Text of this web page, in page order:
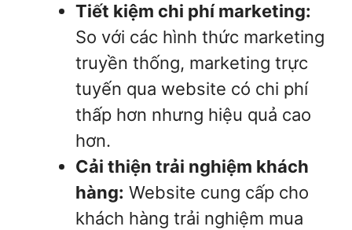
Tiết kiệm chi phí marketing:
So với các hình thức marketing
truyền thống, marketing trực
tuyến qua website có chi phí
thấp hơn nhưng hiệu quả cao
hơn.
Cải thiện trải nghiệm khách
hàng: Website cung cấp cho
khách hàng trải nghiệm mua